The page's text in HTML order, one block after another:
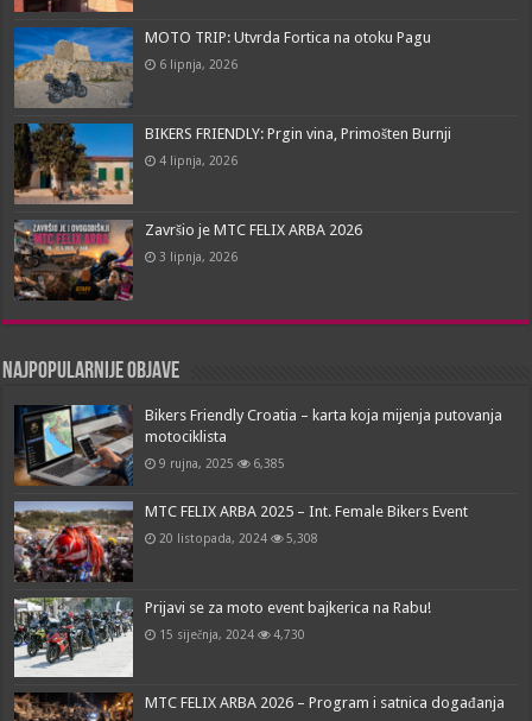
MOTO TRIP: Utvrda Fortica na otoku Pagu
6 lipnja, 2026
BIKERS FRIENDLY: Prgin vina, Primošten Burnji
4 lipnja, 2026
Završio je MTC FELIX ARBA 2026
3 lipnja, 2026
Najpopularnije objave
Bikers Friendly Croatia – karta koja mijenja putovanja
motociklista
9 rujna, 2025 6,385
MTC FELIX ARBA 2025 – Int. Female Bikers Event
20 listopada, 2024 5,308
Prijavi se za moto event bajkerica na Rabu!
15 siječnja, 2024 4,730
MTC FELIX ARBA 2026 – Program i satnica događanja